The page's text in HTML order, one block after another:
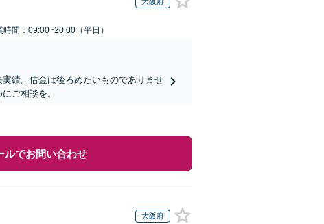
時間：09:00~20:00（平日）
績。借金は後ろめたいものでありませ
ご相談を。
ルでお問い合わせ
大阪府